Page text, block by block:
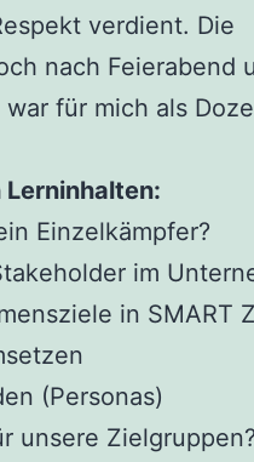
verdient. Die
nach Feierabend
für mich als
Lerninhalten:
Einzelkämpfer?
im
in SMART
(Personas)
unsere Zielgruppen?